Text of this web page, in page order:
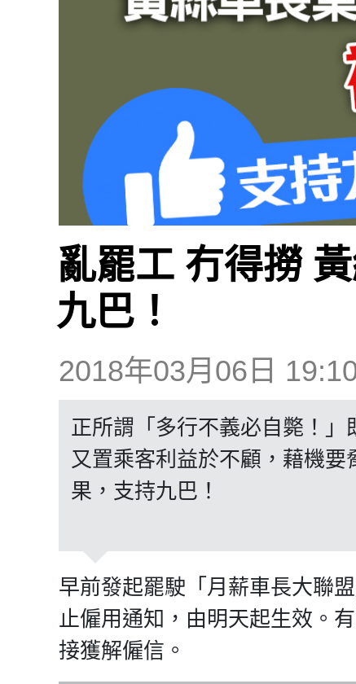
亂罷工 冇得撈
九巴！
2018年03月06日
正所謂「多行不義必自斃！」
又置乘客利益於不顧，藉機
果，支持九巴！
早前發起罷駛「月薪車長大聯
止僱用通知，由明天起生效。
接獲解僱信。